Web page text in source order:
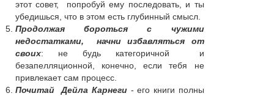
этот совет, попробуй ему последовать, и ты
убедишься, что в этом есть глубинный смысл.
Продолжая бороться с чужими
недостатками, начни избавляться от
своих: не будь категоричной и
безапелляционной, конечно, если тебя не
привлекает сам процесс.
Почитай Дейла Карнеги- его книги полны